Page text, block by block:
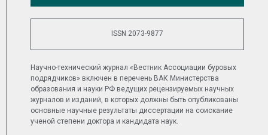
ISSN 2073-9877
Научно-технический журнал «Вестник Ассоциации буровых
подрядчиков» включен в перечень ВАК Министерства
образования и науки РФ ведущих рецензируемых научных
журналов и изданий, в которых должны быть опубликованы
основные научные результаты диссертации на соискание
ученой степени доктора и кандидата наук.